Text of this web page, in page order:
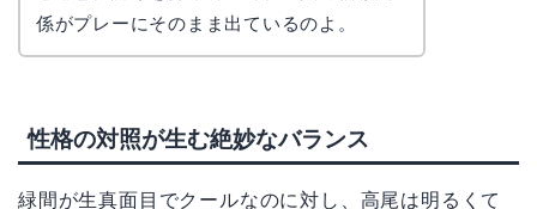
係がプレーにそのまま出ているのよ。
性格の対照が生む絶妙なバランス
緑間が生真面目でクールなのに対し、高尾は明るくて